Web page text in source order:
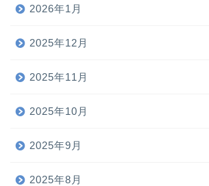
2026年1月
2025年12月
2025年11月
2025年10月
2025年9月
2025年8月